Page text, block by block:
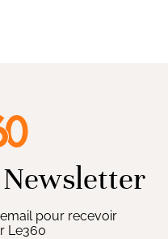
pour recevoir
Le360